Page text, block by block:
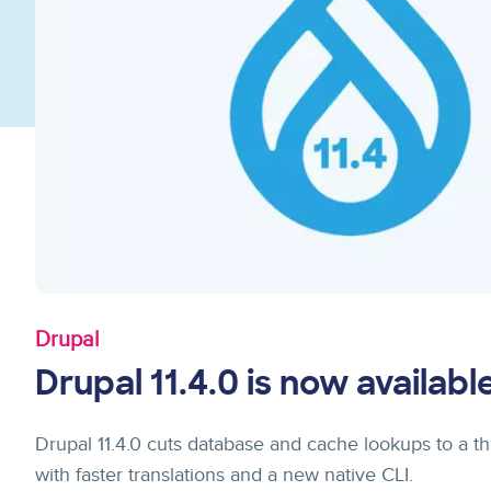
Drupal
Drupal 11.4.0 is now
Drupal 11.4.0 cuts database and cache lookups to a
with faster translations and a new native CLI.